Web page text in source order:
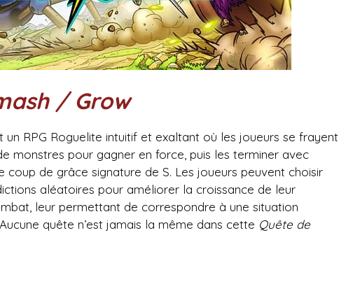
/ Grow
un RPG Roguelite intuitif et exaltant où les joueurs se frayent
monstres pour gagner en force, puis les terminer avec
coup de grâce signature de S. Les joueurs peuvent choisir
aléatoires pour améliorer la croissance de leur
leur permettant de correspondre à une situation
quête n’est jamais la même dans cette Quête de